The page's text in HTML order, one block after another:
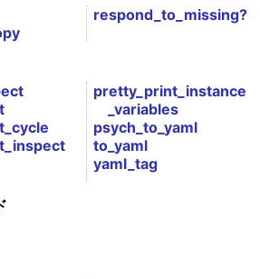
respond_to_missing?
pretty_print_instance
_variables
psych_to_yaml
to_yaml
yaml_tag